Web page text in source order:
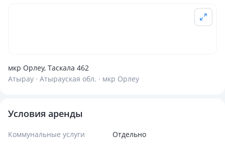
мкр Орлеу, Таскала 462
Атырау · Атырауская обл. · мкр Орлеу
Условия аренды
Коммунальные услуги Отдельно